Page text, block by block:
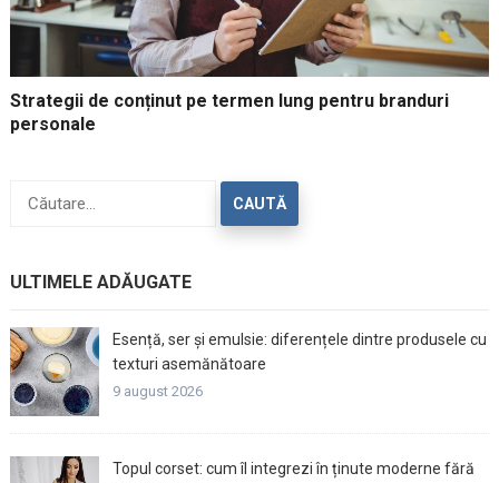
Strategii de conținut pe termen lung pentru branduri
personale
după:
ULTIMELE ADĂUGATE
Esență, ser și emulsie: diferențele dintre produsele cu
texturi asemănătoare
9 august 2026
Topul corset: cum îl integrezi în ținute moderne fără